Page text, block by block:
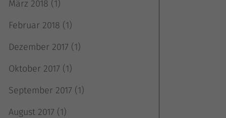
März 2018 (1)
Februar 2018 (1)
Dezember 2017 (1)
Oktober 2017 (1)
September 2017 (1)
August 2017 (1)